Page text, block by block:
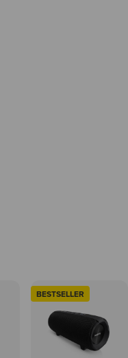
BESTSELLER